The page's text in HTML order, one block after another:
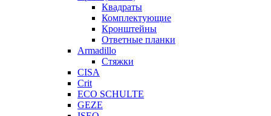
Квадраты
Комплектующие
Кронштейны
Ответные планки
Armadillo
Стяжки
CISA
Crit
ECO SCHULTE
GEZE